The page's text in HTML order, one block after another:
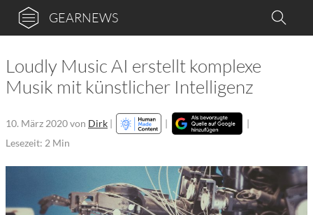
GEARNEWS
Loudly Music AI erstellt komplexe
Musik mit künstlicher Intelligenz
10. März 2020von Dirk | |
|
Lesezeit: 2 Min